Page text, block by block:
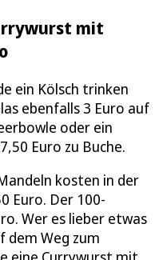
mit
ein Kölsch trinken
ebenfalls 3 Euro auf
oder ein
Euro zu Buche.
kosten in der
Euro. Der 100-
Wer es lieber etwas
dem Weg zum